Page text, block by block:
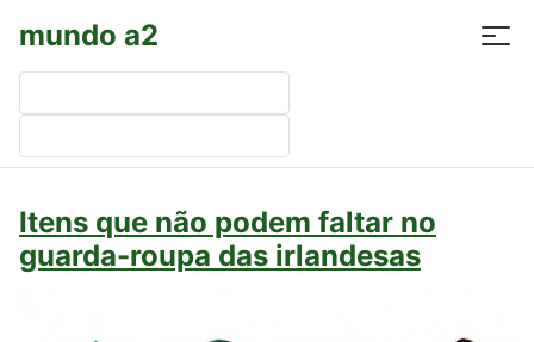
mundo a2
por:
Itens que não podem faltar no
guarda-roupa das irlandesas